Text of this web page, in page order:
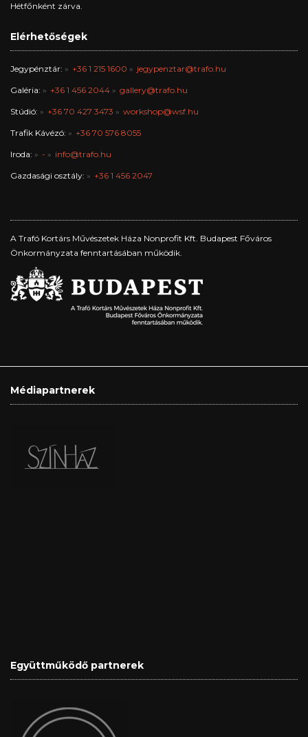
Hétfőnként zárva.
Elérhetőségek
Jegypénztár: +36 1 215 1600 jegypenztar@trafo.hu
Galéria: +36 1 456 2044 gallery@trafo.hu
Stúdió: +36 70 427 3473 workshop@wsf.hu
Trafik Kávézó: +36 70 576 8055
Iroda: - info@trafo.hu
Gazdasági osztály: +36 1 456 2047
A Trafó Kortárs Művészetek Háza Nonprofit Kft. Budapest Főváros
Önkormányzata fenntartásában működik.
Médiapartnerek
Együttműködő partnerek